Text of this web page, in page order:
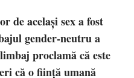
de același sex a fost
gender-neutru a
proclamă că este
că o ființă umană